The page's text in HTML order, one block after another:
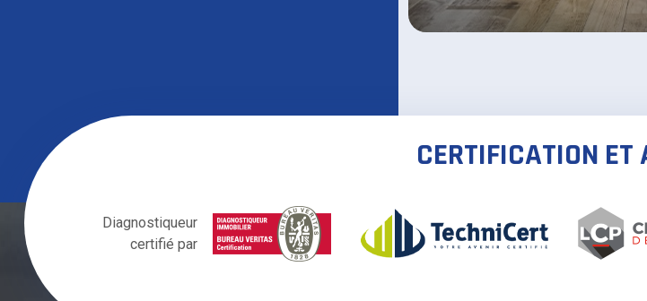
CERTIFICATION ET
Diagnostiqueur
certifié par